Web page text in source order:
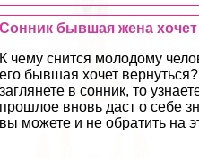
Сонник бывшая жена хочет
К чему снится молодому
его бывшая хочет
заглянете в сонник, то
прошлое вновь даст о себе
вы можете и не обратить на